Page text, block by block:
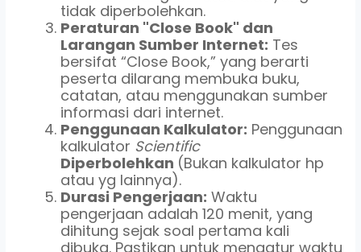
tidak diperbolehkan.
Peraturan "Close Book" dan
Larangan Sumber Internet: Tes
bersifat “Close Book,” yang berarti
peserta dilarang membuka buku,
catatan, atau menggunakan sumber
informasi dari internet.
Penggunaan Kalkulator: Penggunaan
kalkulator Scientific
Diperbolehkan (Bukan kalkulator hp
atau yg lainnya).
Durasi Pengerjaan: Waktu
pengerjaan adalah 120 menit, yang
dihitung sejak soal pertama kali
dibuka. Pastikan untuk mengatur waktu